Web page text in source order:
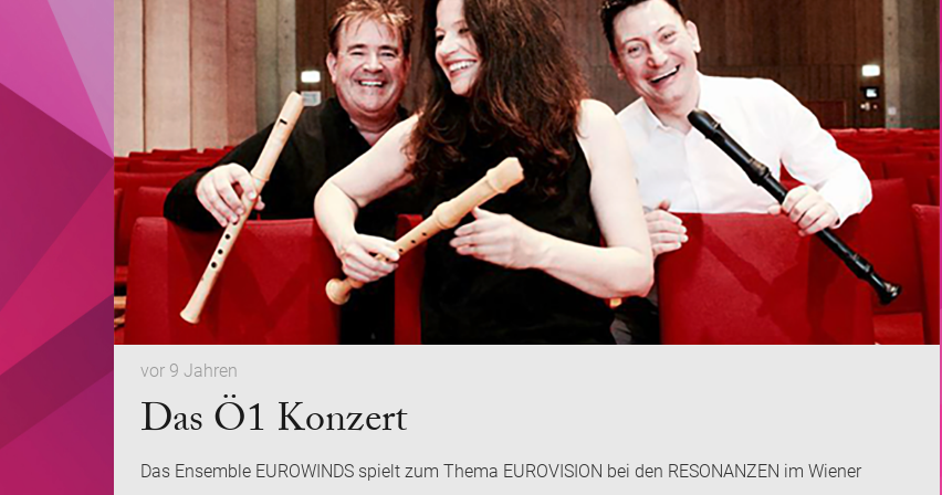
vor 9 Jahren
Das Ö1 Konzert
Das Ensemble EUROWINDS spielt zum Thema EUROVISION bei den RESONANZEN im Wiener